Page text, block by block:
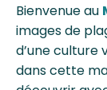
Bienvenue au
images de
d’une culture
dans cette